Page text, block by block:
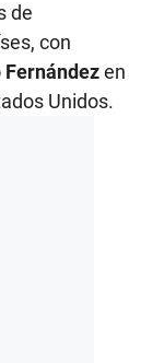
de
con
en
Unidos.